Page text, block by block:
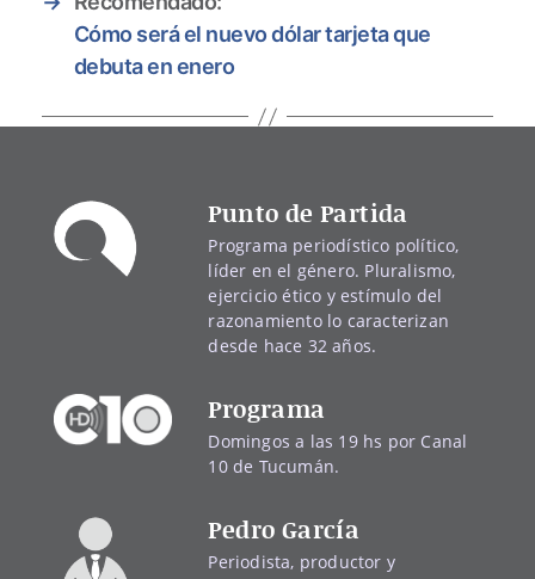
Cómo será el nuevo dólar tarjeta que
debuta en enero
Punto de Partida
Programa periodístico político,
líder en el género. Pluralismo,
ejercicio ético y estímulo del
razonamiento lo caracterizan
desde hace 32 años.
Programa
Domingos a las 19 hs por Canal
10 de Tucumán.
Pedro García
Periodista, productor y